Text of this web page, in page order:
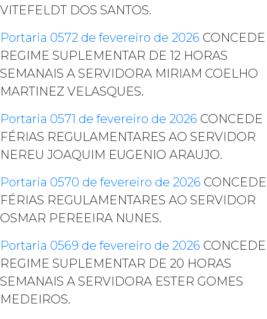
VITEFELDT DOS SANTOS.
Portaria 0572 de fevereiro de 2026 CONCEDE
REGIME SUPLEMENTAR DE 12 HORAS
SEMANAIS A SERVIDORA MIRIAM COELHO
MARTINEZ VELASQUES.
Portaria 0571 de fevereiro de 2026 CONCEDE
FÉRIAS REGULAMENTARES AO SERVIDOR
NEREU JOAQUIM EUGENIO ARAUJO.
Portaria 0570 de fevereiro de 2026 CONCEDE
FÉRIAS REGULAMENTARES AO SERVIDOR
OSMAR PEREEIRA NUNES.
Portaria 0569 de fevereiro de 2026 CONCEDE
REGIME SUPLEMENTAR DE 20 HORAS
SEMANAIS A SERVIDORA ESTER GOMES
MEDEIROS.